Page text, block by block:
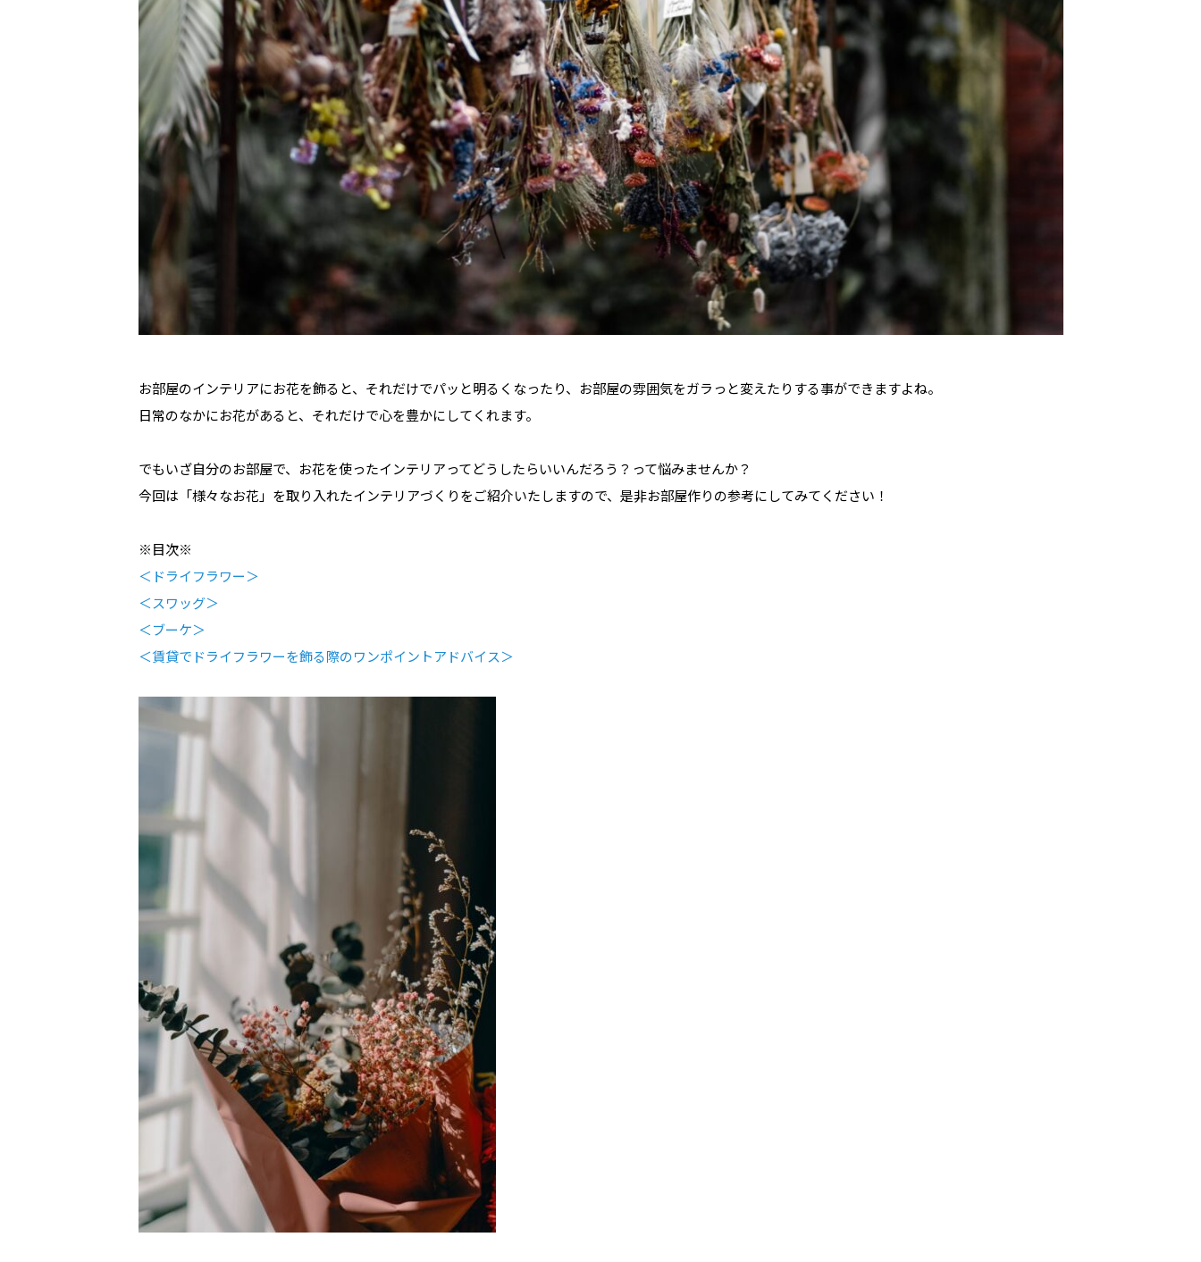
お部屋のインテリアにお花を飾ると、それだけでパッと明るくなったり、お部屋の雰囲気をガラっと変えたりする事ができますよね。
日常のなかにお花があると、それだけで心を豊かにしてくれます。
でもいざ自分のお部屋で、お花を使ったインテリアってどうしたらいいんだろう？って悩みませんか？
今回は「様々なお花」を取り入れたインテリアづくりをご紹介いたしますので、是非お部屋作りの参考にしてみてください！
※目次※
＜ドライフラワー＞
＜スワッグ＞
＜ブーケ＞
＜賃貸でドライフラワーを飾る際のワンポイントアドバイス＞